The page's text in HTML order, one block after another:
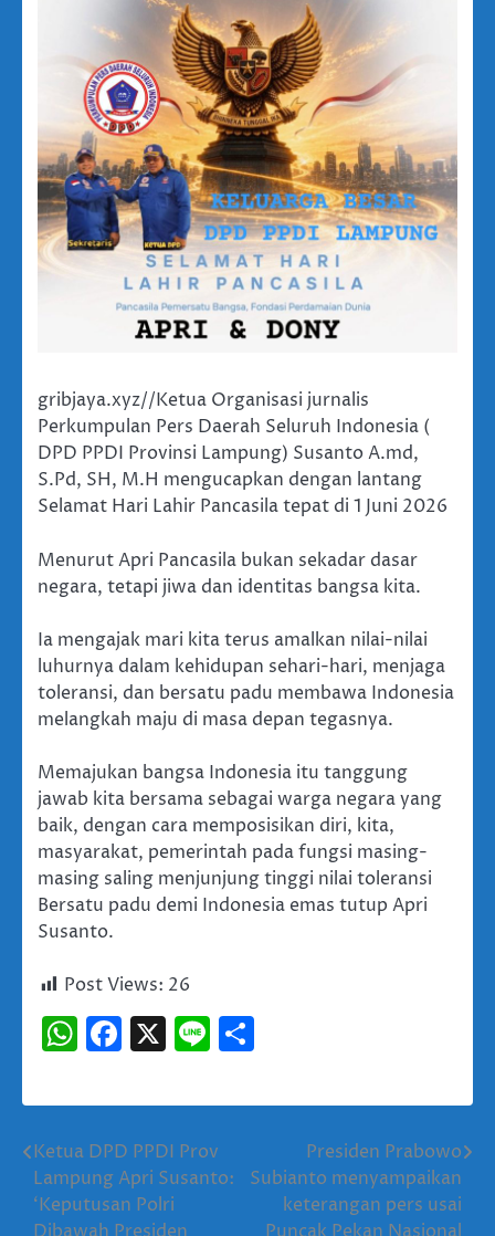
gribjaya.xyz//Ketua Organisasi jurnalis
Perkumpulan Pers Daerah Seluruh Indonesia (
DPD PPDI Provinsi Lampung) Susanto A.md,
S.Pd, SH, M.H mengucapkan dengan lantang
Selamat Hari Lahir Pancasila tepat di 1 Juni 2026
Menurut Apri Pancasila bukan sekadar dasar
negara, tetapi jiwa dan identitas bangsa kita.
Ia mengajak mari kita terus amalkan nilai-nilai
luhurnya dalam kehidupan sehari-hari, menjaga
toleransi, dan bersatu padu membawa Indonesia
melangkah maju di masa depan tegasnya.
Memajukan bangsa Indonesia itu tanggung
jawab kita bersama sebagai warga negara yang
baik, dengan cara memposisikan diri, kita,
masyarakat, pemerintah pada fungsi masing-
masing saling menjunjung tinggi nilai toleransi
Bersatu padu demi Indonesia emas tutup Apri
Susanto.
Post Views: 26
WhatsApp
Facebook
X Line
Navigasi
pos
Ketua DPD PPDI Prov
Lampung Apri Susanto:
‘Keputusan Polri
Presiden Prabowo
Subianto menyampaikan
keterangan pers usai